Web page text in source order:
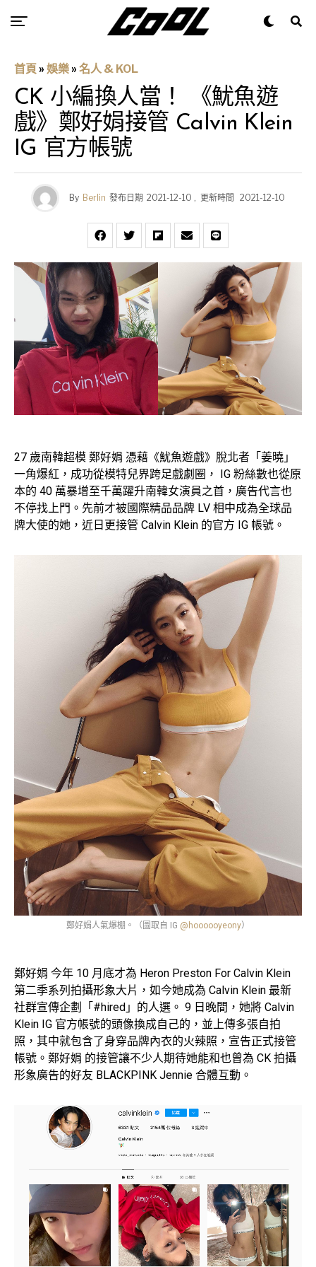
首頁 » 娛樂 » 名人 & KOL
CK 小編換人當！ 《魷魚遊
戲》鄭好娟接管 Calvin Klein
IG 官方帳號
By Berlin 發布日期 2021-12-10 , 更新時間 2021-12-10
27 歲南韓超模 鄭好娟 憑藉《魷魚遊戲》脫北者「姜曉」
一角爆紅，成功從模特兒界跨足戲劇圈， IG 粉絲數也從原
本的 40 萬暴增至千萬躍升南韓女演員之首，廣告代言也
不停找上門。先前才被國際精品品牌 LV 相中成為全球品
牌大使的她，近日更接管 Calvin Klein 的官方 IG 帳號。
鄭好娟人氣爆棚。（圖取自 IG @hoooooyeony）
鄭好娟 今年 10 月底才為 Heron Preston For Calvin Klein
第二季系列拍攝形象大片，如今她成為 Calvin Klein 最新
社群宣傳企劃「#hired」的人選。 9 日晚間，她將 Calvin
Klein IG 官方帳號的頭像換成自己的，並上傳多張自拍
照，其中就包含了身穿品牌內衣的火辣照，宣告正式接管
帳號。鄭好娟 的接管讓不少人期待她能和也曾為 CK 拍攝
形象廣告的好友 BLACKPINK Jennie 合體互動。